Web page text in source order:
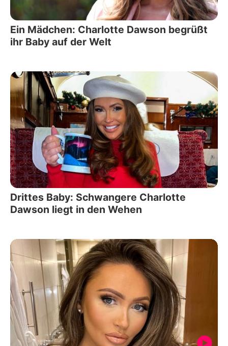
Ein Mädchen: Charlotte Dawson begrüßt
ihr Baby auf der Welt
Drittes Baby: Schwangere Charlotte
Dawson liegt in den Wehen